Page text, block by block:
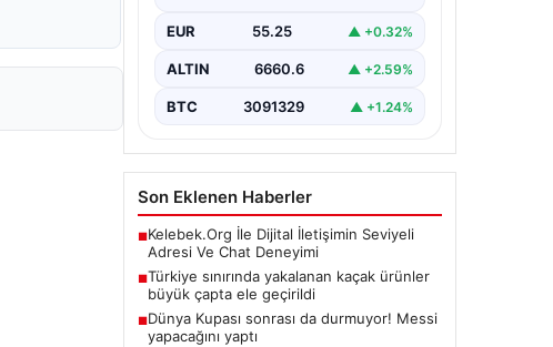
kontrollerinde, piyasa değeri
büyük…
EUR 55.25 ▲ +0.32%
ALTIN 6660.6 ▲ +2.59%
BTC 3091329 ▲ +1.24%
Son Eklenen Haberler
■Kelebek.Org İle Dijital İletişimin Seviyeli
Adresi Ve Chat Deneyimi
■Türkiye sınırında yakalanan kaçak ürünler
büyük çapta ele geçirildi
■Dünya Kupası sonrası da durmuyor! Messi
yapacağını yaptı